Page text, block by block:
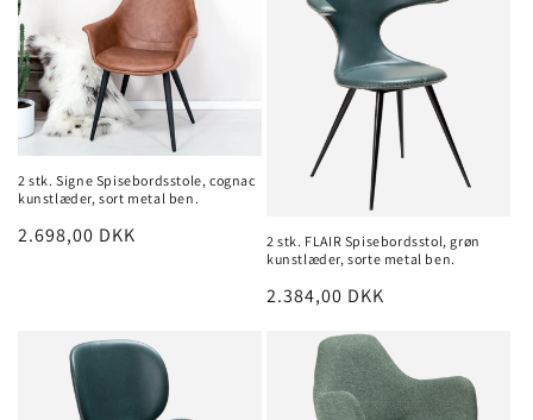
2 stk. Signe Spisebordsstole, cognac
kunstlæder, sort metal ben.
Normalpris
2.698,00 DKK
2 stk. FLAIR Spisebordsstol, grøn
kunstlæder, sorte metal ben.
Normalpris
2.384,00 DKK